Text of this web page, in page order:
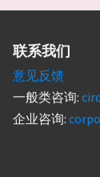
联系我们
意见反馈
一般类咨询:
企业咨询: